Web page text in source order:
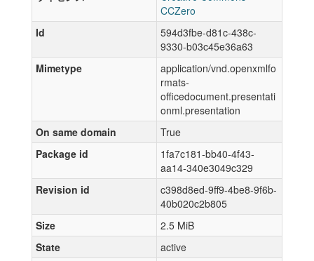
CCZero
Id
594d3fbe-d81c-438c-
9330-b03c45e36a63
Mimetype
application/vnd.openxmlfo
rmats-
officedocument.presentati
onml.presentation
On same domain
True
Package id
1fa7c181-bb40-4f43-
aa14-340e3049c329
Revision id
c398d8ed-9ff9-4be8-9f6b-
40b020c2b805
Size
2.5 MiB
State
active